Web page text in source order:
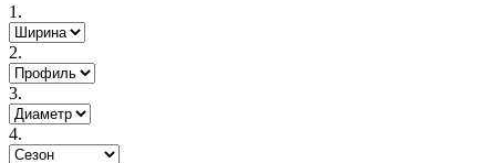
1.
2.
3.
4.